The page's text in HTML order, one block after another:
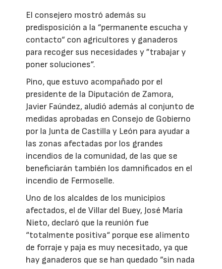
El consejero mostró además su
predisposición a la “permanente escucha y
contacto“ con agricultores y ganaderos
para recoger sus necesidades y ”trabajar y
poner soluciones”.
Pino, que estuvo acompañado por el
presidente de la Diputación de Zamora,
Javier Faúndez, aludió además al conjunto de
medidas aprobadas en Consejo de Gobierno
por la Junta de Castilla y León para ayudar a
las zonas afectadas por los grandes
incendios de la comunidad, de las que se
beneficiarán también los damnificados en el
incendio de Fermoselle.
Uno de los alcaldes de los municipios
afectados, el de Villar del Buey, José María
Nieto, declaró que la reunión fue
“totalmente positiva“ porque ese alimento
de forraje y paja es muy necesitado, ya que
hay ganaderos que se han quedado ”sin nada